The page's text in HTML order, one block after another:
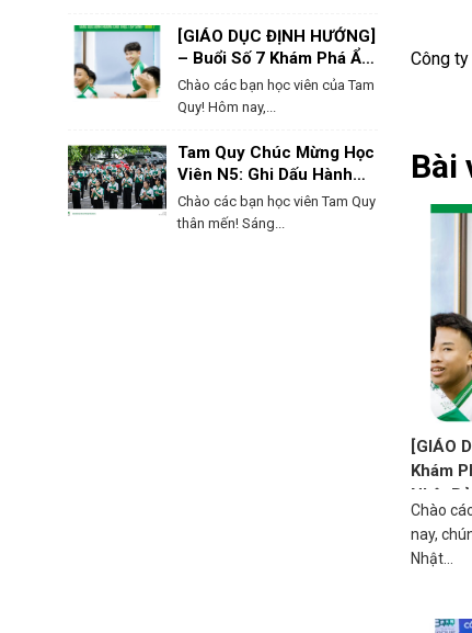
[GIÁO DỤC ĐỊNH HƯỚNG]
– Buổi Số 7 Khám Phá Ẩm
Thực & Phong Tục Của
Nhật Bản
Chào các bạn học viên của Tam
Quy! Hôm nay,...
Tam Quy Chúc Mừng Học
Viên N5: Ghi Dấu Hành
Trình, Mở Lối Tương Lai!
Chào các bạn học viên Tam Quy
thân mến! Sáng...
Công ty
Bài
[GIÁO
Khám
Nhật Bản
Chào
nay,
Nhật...